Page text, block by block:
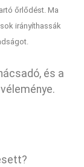
őrlődést. Ma
irányíthassák
és a